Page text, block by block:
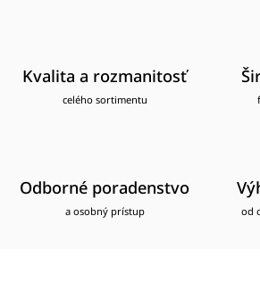
Kvalita a rozmanitosť
celého sortimentu
Odborné poradenstvo
a osobný prístup od